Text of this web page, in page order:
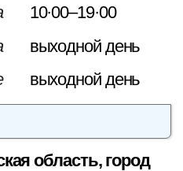
10·00–19·00
выходной день
выходной день
область, город